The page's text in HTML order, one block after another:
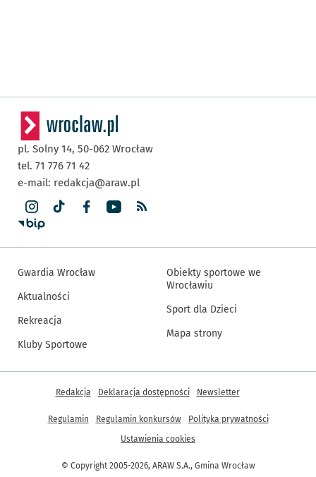
pl. Solny 14, 50-062 Wrocław
tel. 71 776 71 42
e-mail: redakcja@araw.pl
Gwardia Wrocław
Aktualności
Rekreacja
Kluby Sportowe
Obiekty sportowe we
Wrocławiu
Sport dla Dzieci
Mapa strony
© Copyright 2005-2026, ARAW S.A., Gmina Wrocław
Inne informacje
Redakcja Deklaracja dostępności Newsletter
Regulamin Regulamin konkursów
Polityka prywatności
Ustawienia cookies